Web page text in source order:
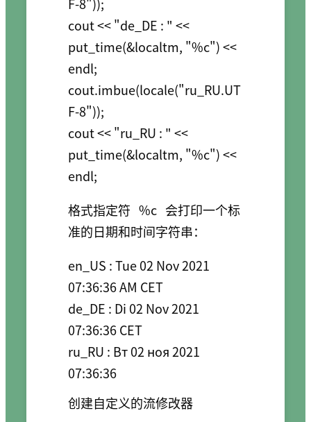
cout << "de_DE : " <<
put_time(&localtm, "%c") <<
endl;
cout.imbue(locale("ru_RU.UT
F-8"));
cout << "ru_RU : " <<
put_time(&localtm, "%c") <<
格式指定符 %c 会打印一个标
准的日期和时间字符串：
en_US : Tue 02 Nov 2021
07:36:36 AM CET
de_DE : Di 02 Nov 2021
07:36:36 CET
ru_RU : Вт 02 ноя 2021
创建自定义的流修改器